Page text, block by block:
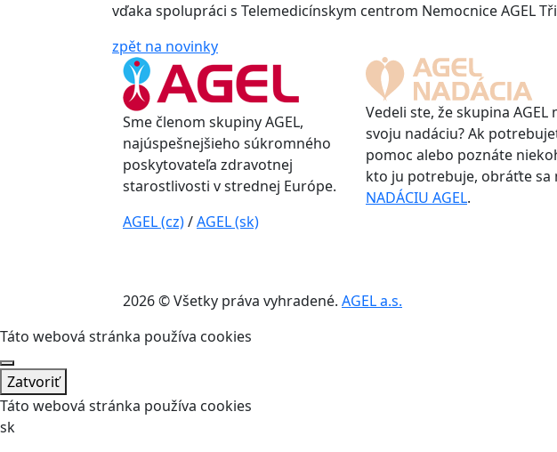
vďaka spolupráci s Telemedicínskym centrom Nemocnice AGEL
zpět na novinky
Sme členom skupiny AGEL,
najúspešnejšieho súkromného
poskytovateľa zdravotnej
starostlivosti v strednej Európe.
AGEL (cz)/AGEL (sk)
Vedeli ste, že skupina AGEL
svoju nadáciu? Ak
pomoc alebo poznáte
kto ju potrebuje, obráťte sa
NADÁCIU AGEL.
2026 © Všetky práva vyhradené. AGEL a.s.
Táto webová stránka používa cookies
Zatvoriť
Táto webová stránka používa cookies
sk